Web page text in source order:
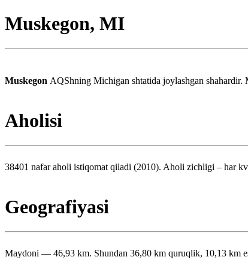
Muskegon, MI
Muskegon AQShning Michigan shtatida joylashgan
Aholisi
38401 nafar aholi istiqomat qiladi (2010). Aholi zichligi – har
Geografiyasi
Maydoni — 46,93 km. Shundan 36,80 km quruqlik, 10,13 km